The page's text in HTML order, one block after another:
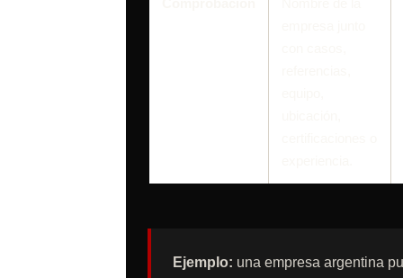
Ejemplo: una empresa argentina